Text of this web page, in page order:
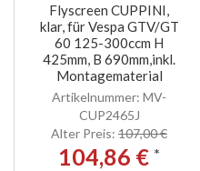
Flyscreen CUPPINI,
klar, für Vespa GTV/GT
60 125-300ccm H
425mm, B 690mm,inkl.
Montagematerial
Artikelnummer: MV-
CUP2465J
Alter Preis: 107,00 €
104,86 € *